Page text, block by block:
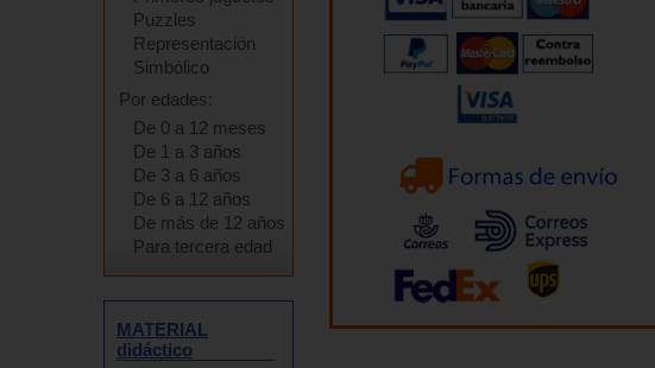
Puzzles
Representación
Simbólico
Por edades:
De 0 a 12 meses
De 1 a 3 años
De 3 a 6 años
De 6 a 12 años
De más de 12 años
Para tercera edad
MATERIAL
didáctico